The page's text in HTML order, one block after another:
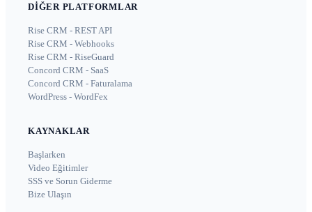
DIĞER PLATFORMLAR
Rise CRM - REST API
Rise CRM - Webhooks
Rise CRM - RiseGuard
Concord CRM - SaaS
Concord CRM - Faturalama
WordPress - WordFex
KAYNAKLAR
Başlarken
Video Eğitimler
SSS ve Sorun Giderme
Bize Ulaşın